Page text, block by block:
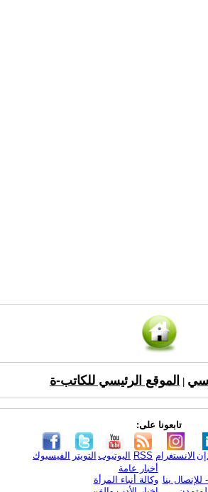
الموقع الرئيسي للكاتب-ة
تابعونا على:
الفيسبوك التويتر اليوتيوب RSS الانستغرام
بنا
أخبار عامة
وكالة أنباء المرأة